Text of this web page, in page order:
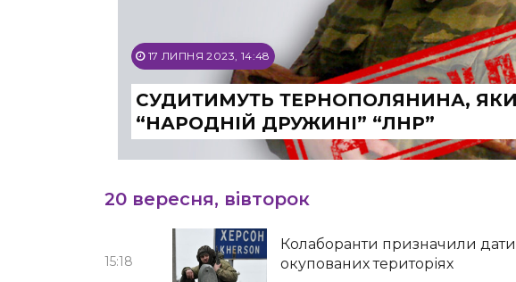
17 ЛИПНЯ 2023, 14:48
СУДИТИМУТЬ ТЕРНОПОЛЯНИНА,
“НАРОДНІЙ ДРУЖИНІ” “ЛНР”
20 вересня, вівторок
15:18
Колаборанти призначили
окупованих територіях